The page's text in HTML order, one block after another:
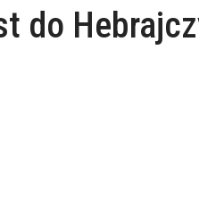
do